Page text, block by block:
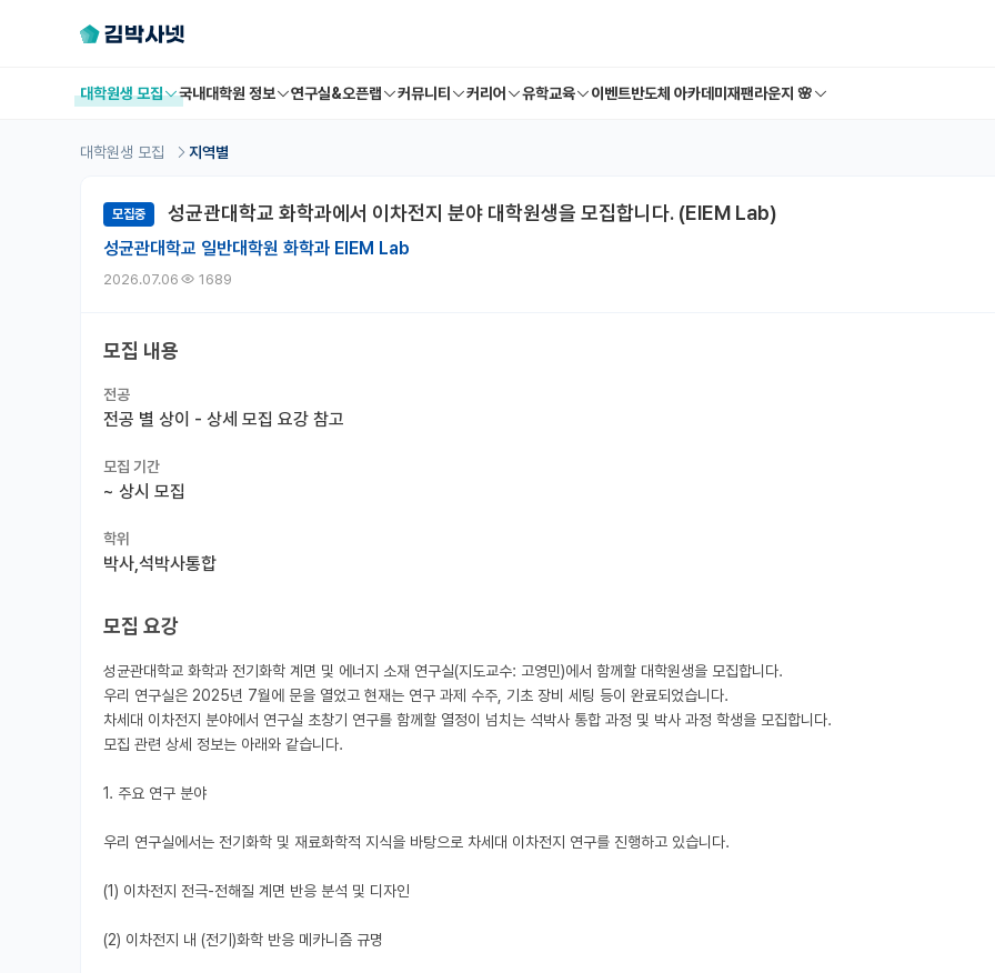
대학원생 모집 국내대학원 정보 연구실&오픈랩 커뮤니티 커리어 유학교육 이벤트반도체 아카데미 재팬라운지 🌸
대학원생 모집 지역별
모집중 성균관대학교 화학과에서 이차전지 분야 대학원생을 모집합니다. (EIEM Lab)
성균관대학교 일반대학원 화학과 EIEM Lab
2026.07.06 1689
모집 내용
전공
전공 별 상이 - 상세 모집 요강 참고
모집 기간
~ 상시 모집
학위
박사,석박사통합
모집 요강
성균관대학교 화학과 전기화학 계면 및 에너지 소재 연구실(지도교수: 고영민)에서 함께할 대학원생을 모집합니다.
우리 연구실은 2025년 7월에 문을 열었고 현재는 연구 과제 수주, 기초 장비 세팅 등이 완료되었습니다.
차세대 이차전지 분야에서 연구실 초창기 연구를 함께할 열정이 넘치는 석박사 통합 과정 및 박사 과정 학생을 모집합니다.
모집 관련 상세 정보는 아래와 같습니다.
1. 주요 연구 분야
우리 연구실에서는 전기화학 및 재료화학적 지식을 바탕으로 차세대 이차전지 연구를 진행하고 있습니다.
(1) 이차전지 전극-전해질 계면 반응 분석 및 디자인
(2) 이차전지 내 (전기)화학 반응 메카니즘 규명